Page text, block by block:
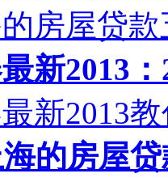
房屋贷
新2013
新2013
的房屋